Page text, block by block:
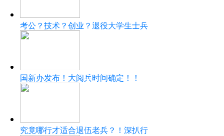
考公？技术？创业？退役大学生士兵
国新办发布！大阅兵时间确定！！
究竟哪行才适合退伍老兵？！深扒行